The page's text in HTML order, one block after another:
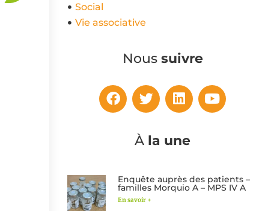
Social
Vie associative
Nous suivre
À la une
Enquête auprès des patients –
familles Morquio A – MPS IV A
En savoir +